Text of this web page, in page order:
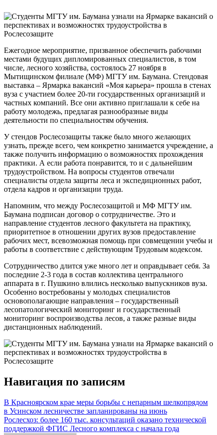
Ежегодное мероприятие, призванное обеспечить рабочими
местами будущих дипломированных специалистов, в том
числе, лесного хозяйства, состоялось 27 ноября в
Мытищинском филиале (МФ) МГТУ им. Баумана. Стендовая
выставка – Ярмарка вакансий «Моя карьера» прошла в стенах
вуза с участием более 20-ти государственных организаций и
частных компаний. Все они активно приглашали к себе на
работу молодежь, предлагая разнообразные виды
деятельности по специальностям обучения.
У стендов Рослесозащиты также было много желающих
узнать, прежде всего, чем конкретно занимается учреждение, а
также получить информацию о возможностях прохождения
практики. А если работа понравится, то и с дальнейшим
трудоустройством. На вопросы студентов отвечали
специалисты отдела защиты леса и экспедиционных работ,
отдела кадров и организации труда.
Напомним, что между Рослесозащитой и МФ МГТУ им.
Баумана подписан договор о сотрудничестве. Это и
направление студентов лесного факультета на практику,
приоритетное в отношении других вузов предоставление
рабочих мест, всевозможная помощь при совмещении учебы и
работы в соответствие с действующим Трудовым кодексом.
Сотрудничество длится уже много лет и оправдывает себя. За
последние 2-3 года в состав коллектива центрального
аппарата в г. Пушкино влились несколько выпускников вуза.
Особенно востребованы у молодых специалистов
основополагающие направления – государственный
лесопатологический мониторинг и государственный
мониторинг воспроизводства лесов, а также разные виды
дистанционных наблюдений.
Навигация по записям
В Красноярском крае меры борьбы с непарным шелкопрядом
в Усинском лесничестве запланированы на июнь
Рослесхоз: более 160 тыс. консультаций оказано технической
поддержкой ФГИС Лесного комплекса с начала года